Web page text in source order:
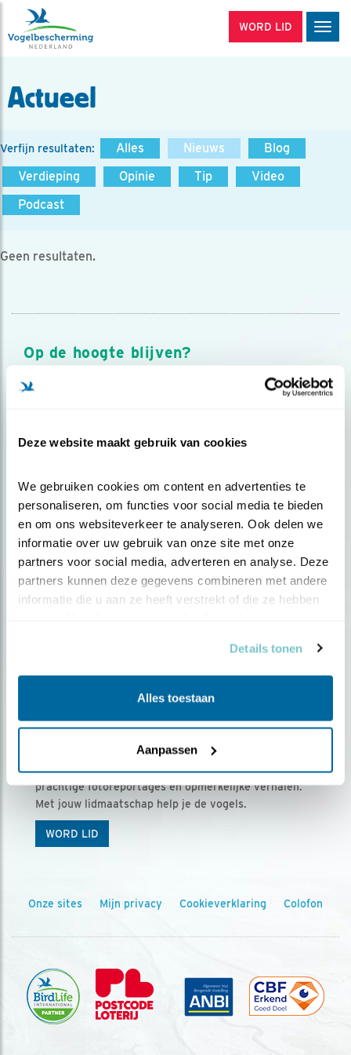
Deze website maakt gebruik van cookies
We gebruiken cookies om content en advertenties te
personaliseren, om functies voor social media te bieden
en om ons websiteverkeer te analyseren. Ook delen we
informatie over uw gebruik van onze site met onze
partners voor social media, adverteren en analyse. Deze
partners kunnen deze gegevens combineren met andere
informatie die u aan ze heeft verstrekt of die ze hebben
Details tonen
Alles toestaan
Aanpassen
WORD LID
Actueel
Verfijn resultaten: Alles Nieuws
Blog
Verdieping
Opinie Tip
Video
Podcast
Geen resultaten.
Op de hoogte blijven?
Meld je aan en ontvang nieuws, inspiratie, acties en tips
over vogels en activiteiten van Vogelbescherming.
Ontvang 5 x Vogels voor € 36,00 per jaar
Vogels is het tijdschrift voor onze leden, met
prachtige fotoreportages en opmerkelijke verhalen.
Met jouw lidmaatschap help je de vogels.
WORD LID
Onze sites Mijn privacy Cookieverklaring Colofon